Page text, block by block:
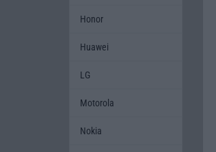
Honor
Huawei
LG
Motorola
Nokia